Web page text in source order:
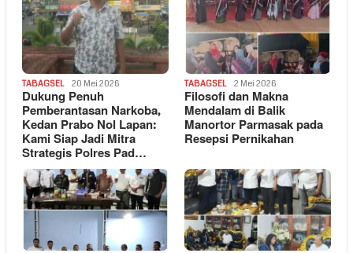
TABAGSEL 20 Mei 2026
Dukung Penuh
Pemberantasan Narkoba,
Kedan Prabo Nol Lapan:
Kami Siap Jadi Mitra
Strategis Polres Pad…
TABAGSEL 2 Mei 2026
Filosofi dan Makna
Mendalam di Balik
Manortor Parmasak pada
Resepsi Pernikahan